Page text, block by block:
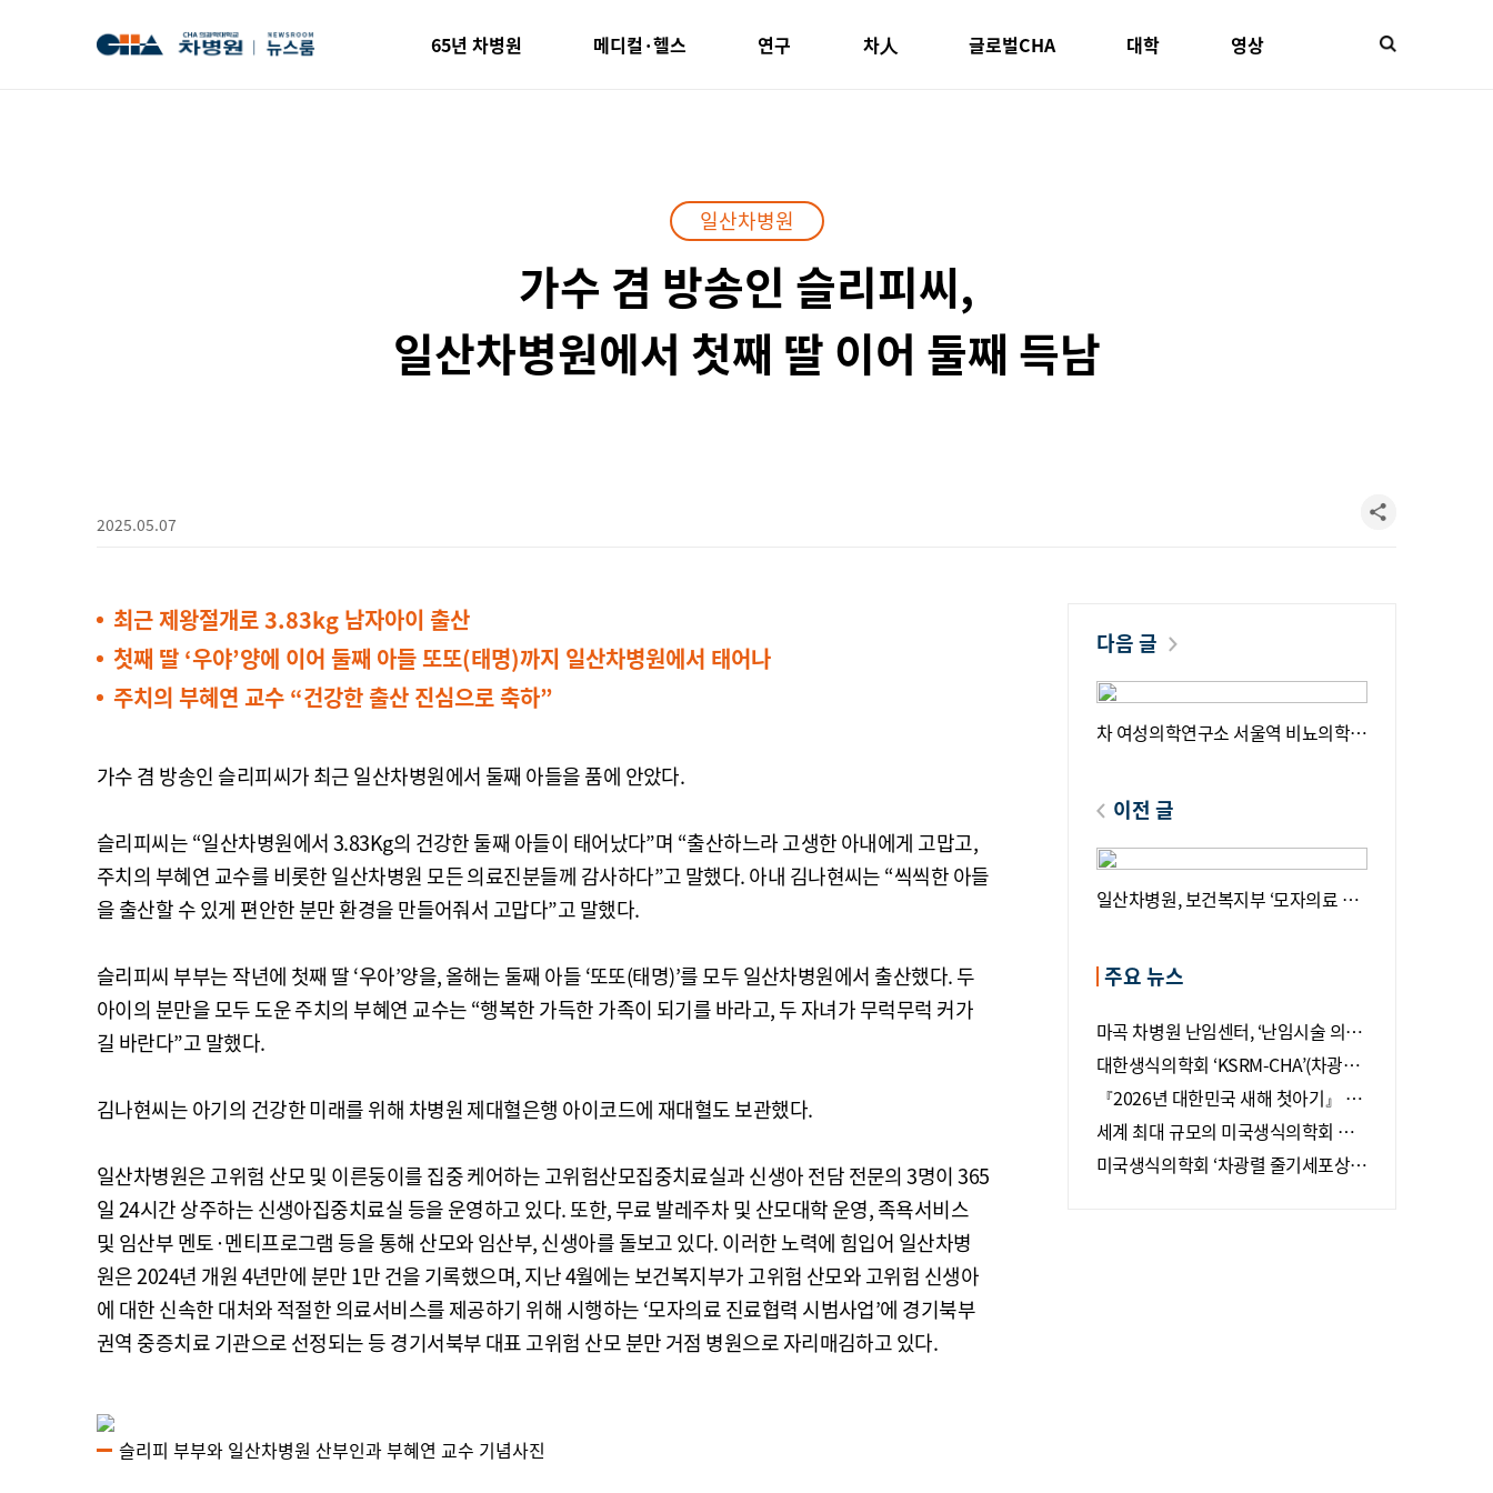
65년 차병원 메디컬·헬스 연구 차人 글로벌CHA 대학 영상
일산차병원
가수 겸 방송인 슬리피씨,
일산차병원에서 첫째 딸 이어 둘째 득남
2025.05.07
최근 제왕절개로 3.83kg 남자아이 출산
첫째 딸 ‘우야’양에 이어 둘째 아들 또또(태명)까지 일산차병원에서 태어나
주치의 부혜연 교수 “건강한 출산 진심으로 축하”
가수 겸 방송인 슬리피씨가 최근 일산차병원에서 둘째 아들을 품에 안았다.
슬리피씨는 “일산차병원에서 3.83Kg의 건강한 둘째 아들이 태어났다”며 “출산하느라 고생한 아내에게 고맙고,
주치의 부혜연 교수를 비롯한 일산차병원 모든 의료진분들께 감사하다”고 말했다. 아내 김나현씨는 “씩씩한 아들
을 출산할 수 있게 편안한 분만 환경을 만들어줘서 고맙다”고 말했다.
슬리피씨 부부는 작년에 첫째 딸 ‘우아’양을, 올해는 둘째 아들 ‘또또(태명)’를 모두 일산차병원에서 출산했다. 두
아이의 분만을 모두 도운 주치의 부혜연 교수는 “행복한 가득한 가족이 되기를 바라고, 두 자녀가 무럭무럭 커가
길 바란다”고 말했다.
김나현씨는 아기의 건강한 미래를 위해 차병원 제대혈은행 아이코드에 재대혈도 보관했다.
일산차병원은 고위험 산모 및 이른둥이를 집중 케어하는 고위험산모집중치료실과 신생아 전담 전문의 3명이 365
일 24시간 상주하는 신생아집중치료실 등을 운영하고 있다. 또한, 무료 발레주차 및 산모대학 운영, 족욕서비스
및 임산부 멘토·멘티프로그램 등을 통해 산모와 임산부, 신생아를 돌보고 있다. 이러한 노력에 힘입어 일산차병
원은 2024년 개원 4년만에 분만 1만 건을 기록했으며, 지난 4월에는 보건복지부가 고위험 산모와 고위험 신생아
에 대한 신속한 대처와 적절한 의료서비스를 제공하기 위해 시행하는 ‘모자의료 진료협력 시범사업’에 경기북부
권역 중증치료 기관으로 선정되는 등 경기서북부 대표 고위험 산모 분만 거점 병원으로 자리매김하고 있다.
슬리피 부부와 일산차병원 산부인과 부혜연 교수 기념사진
다음 글
차 여성의학연구소 서울역 비뇨의학과
정계정맥류 수술 1,000례 달성
이전 글
일산차병원, 보건복지부 ‘모자의료 진
주요 뉴스
마곡 차병원 난임센터, ‘난임시술 의료
기관’ 지정
대한생식의학회 ‘KSRM-CHA’(차광렬
학술상)
『2026년 대한민국 새해 첫아기』 탄
생
세계 최대 규모의 미국생식의학회 회
장단, 차병원·차바이오그룹 방문
미국생식의학회 ‘차광렬 줄기세포상’